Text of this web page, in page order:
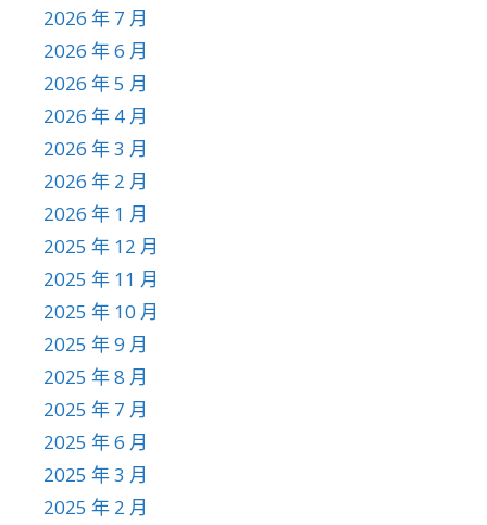
2026 年 7 月
2026 年 6 月
2026 年 5 月
2026 年 4 月
2026 年 3 月
2026 年 2 月
2026 年 1 月
2025 年 12 月
2025 年 11 月
2025 年 10 月
2025 年 9 月
2025 年 8 月
2025 年 7 月
2025 年 6 月
2025 年 3 月
2025 年 2 月